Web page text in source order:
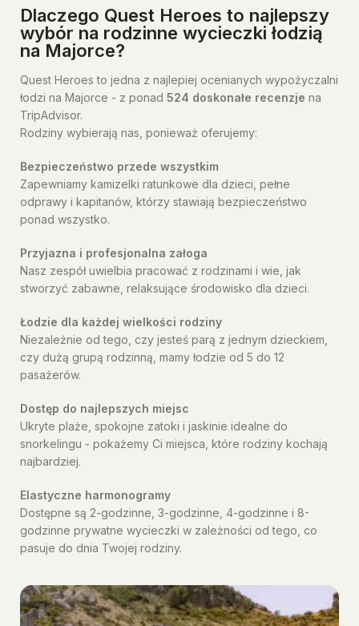
Dlaczego Quest Heroes to najlepszy
wybór na rodzinne wycieczki łodzią
na Majorce?
Quest Heroes to jedna z najlepiej ocenianych wypożyczalni
łodzi na Majorce - z ponad 524 doskonałe recenzje na
TripAdvisor.
Rodziny wybierają nas, ponieważ oferujemy:
Bezpieczeństwo przede wszystkim
Zapewniamy kamizelki ratunkowe dla dzieci, pełne
odprawy i kapitanów, którzy stawiają bezpieczeństwo
ponad wszystko.
Przyjazna i profesjonalna załoga
Nasz zespół uwielbia pracować z rodzinami i wie, jak
stworzyć zabawne, relaksujące środowisko dla dzieci.
Łodzie dla każdej wielkości rodziny
Niezależnie od tego, czy jesteś parą z jednym dzieckiem,
czy dużą grupą rodzinną, mamy łodzie od 5 do 12
pasażerów.
Dostęp do najlepszych miejsc
Ukryte plaże, spokojne zatoki i jaskinie idealne do
snorkelingu - pokażemy Ci miejsca, które rodziny kochają
najbardziej.
Elastyczne harmonogramy
Dostępne są 2-godzinne, 3-godzinne, 4-godzinne i 8-
godzinne prywatne wycieczki w zależności od tego, co
pasuje do dnia Twojej rodziny.